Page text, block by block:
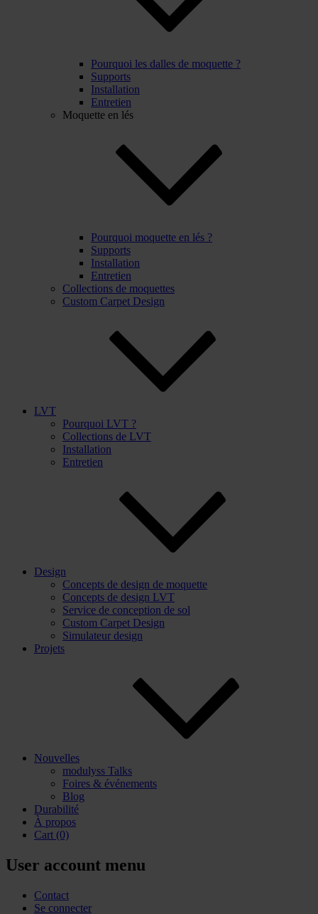
Pourquoi les dalles de moquette ?
Supports
Installation
Entretien
Moquette en lés
Pourquoi moquette en lés ?
Supports
Installation
Entretien
Collections de moquettes
Custom Carpet Design
LVT
Pourquoi LVT ?
Collections de LVT
Installation
Entretien
Design
Concepts de design de moquette
Concepts de design LVT
Service de conception de sol
Custom Carpet Design
Simulateur design
Projets
Nouvelles
modulyss Talks
Foires & événements
Blog
Durabilité
À propos
Cart (0)
User account menu
Contact
Se connecter